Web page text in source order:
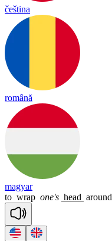
čeština
română
magyar
to wrap one's head around